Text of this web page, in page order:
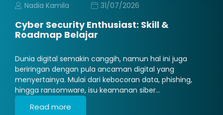
Nadia Kamila 31/07/2026
Cyber Security Enthusiast: Skill &
Roadmap Belajar
Dunia digital semakin canggih, namun hal ini juga
beriringan dengan pula ancaman digital yang
menyertainya. Mulai dari kebocoran data, phishing,
hingga ransomware, isu keamanan siber…
Read more